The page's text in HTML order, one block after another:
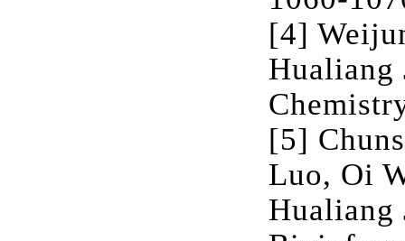
[4]
[5]
Luo, Oi
Hualiang